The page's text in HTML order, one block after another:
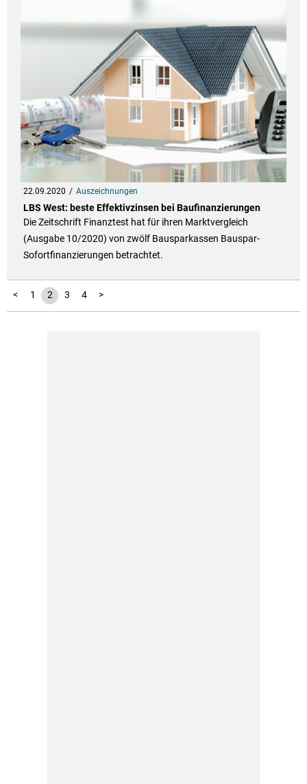
22.09.2020 Auszeichnungen
LBS West: beste Effektivzinsen bei Baufinanzierungen
Die Zeitschrift Finanztest hat für ihren Marktvergleich
(Ausgabe 10/2020) von zwölf Bausparkassen Bauspar-
Sofortfinanzierungen betrachtet.
< 1 2 3 4 >